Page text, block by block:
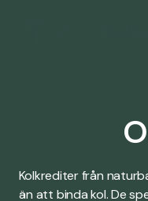
Kolkrediter från
än att binda kol. De